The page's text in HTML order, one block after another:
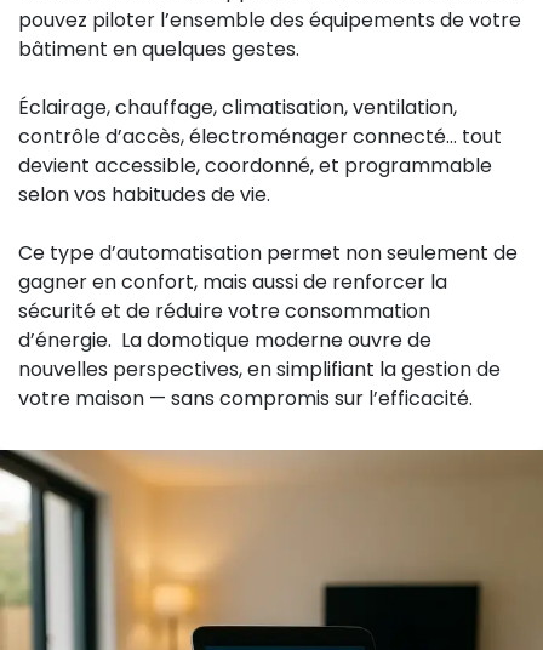
pouvez piloter l’ensemble des équipements de votre
bâtiment en quelques gestes.
Éclairage, chauffage, climatisation, ventilation,
contrôle d’accès, électroménager connecté… tout
devient accessible, coordonné, et programmable
selon vos habitudes de vie.
Ce type d’automatisation permet non seulement de
gagner en confort, mais aussi de renforcer la
sécurité et de réduire votre consommation
d’énergie. La domotique moderne ouvre de
nouvelles perspectives, en simplifiant la gestion de
votre maison — sans compromis sur l’efficacité.